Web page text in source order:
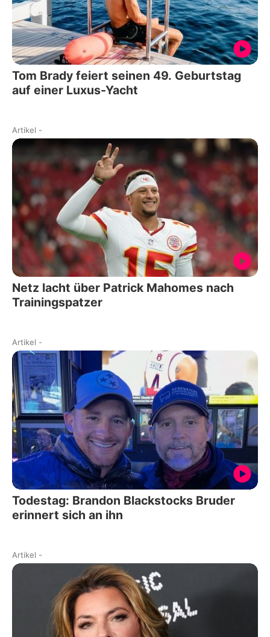
Tom Brady feiert seinen 49. Geburtstag
auf einer Luxus-Yacht
Artikel -
Netz lacht über Patrick Mahomes nach
Trainingspatzer
Artikel -
Todestag: Brandon Blackstocks Bruder
erinnert sich an ihn
Artikel -